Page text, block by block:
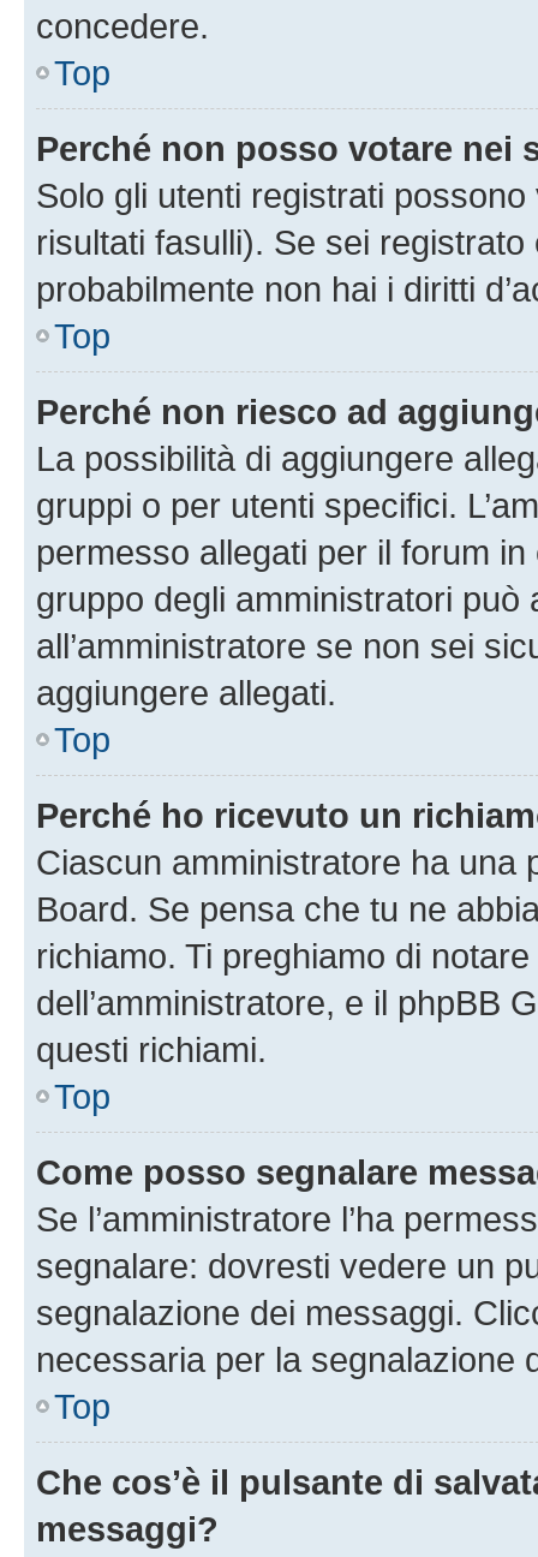
concedere.
Top
Perché non posso votare nei
Solo gli utenti registrati
risultati fasulli). Se sei
probabilmente non hai i diritti
Top
Perché non riesco ad
La possibilità di aggiungere
gruppi o per utenti specifici.
permesso allegati per il forum
gruppo degli amministratori può
all’amministratore se non sei
aggiungere allegati.
Top
Perché ho ricevuto un
Ciascun amministratore ha una
Board. Se pensa che tu ne
richiamo. Ti preghiamo di
dell’amministratore, e il phpBB
questi richiami.
Top
Come posso segnalare
Se l’amministratore l’ha
segnalare: dovresti vedere un
segnalazione dei messaggi.
necessaria per la segnalazione
Top
Che cos’è il pulsante di
messaggi?